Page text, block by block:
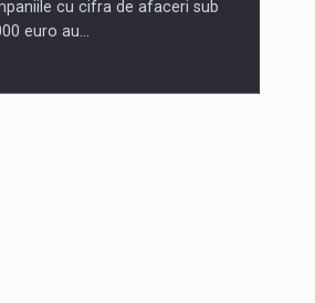
cu cifra de afaceri sub
euro au…